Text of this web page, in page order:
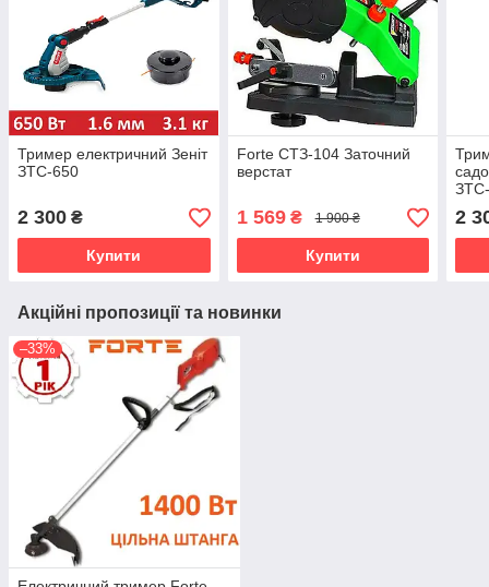
Тример електричний Зеніт
ЗТС-650
2 300 ₴
Купити
Forte СТЗ-104 Заточний
верстат
1 569₴ 1 900 ₴
Купити
2
Акційні пропозиції та новинки
–33%